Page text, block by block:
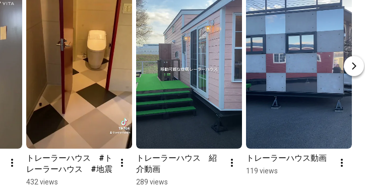
トレーラーハウス　#ト
レーラーハウス　#地震
432 views
トレーラーハウス　紹
介動画
289 views
トレーラーハウス動画
119 views